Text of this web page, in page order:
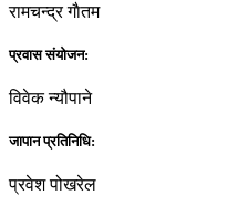
रामचन्द्र गाैतम
प्रवास संयोजन:
विवेक न्यौपाने
जापान प्रतिनिधि:
प्रवेश पोखरेल